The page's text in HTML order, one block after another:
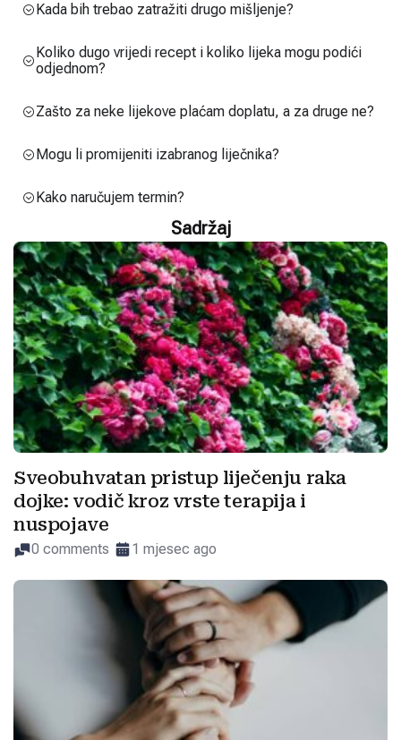
Kada bih trebao zatražiti drugo mišljenje?
Koliko dugo vrijedi recept i koliko lijeka mogu podići
odjednom?
Zašto za neke lijekove plaćam doplatu, a za druge ne?
Mogu li promijeniti izabranog liječnika?
Kako naručujem termin?
Sadržaj
Sveobuhvatan pristup liječenju raka
dojke: vodič kroz vrste terapija i
nuspojave
0 comments 1 mjesec ago